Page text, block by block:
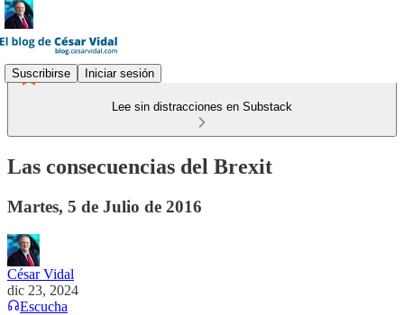
Suscribirse Iniciar sesión
Lee sin distracciones en Substack
Las consecuencias del Brexit
Martes, 5 de Julio de 2016
César Vidal
dic 23, 2024
Escucha